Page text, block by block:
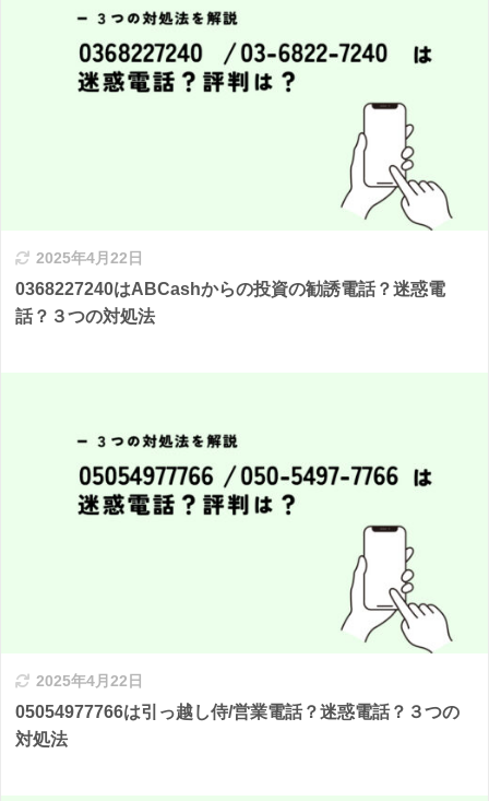
2025年4月22日
0368227240はABCashからの投資の勧誘電話？迷惑電
話？３つの対処法
2025年4月22日
05054977766は引っ越し侍/営業電話？迷惑電話？３つの
対処法